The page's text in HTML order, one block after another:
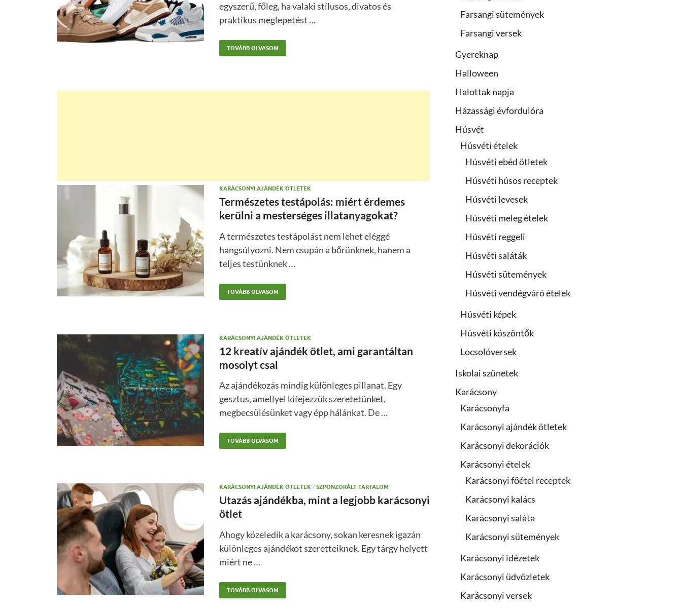
egyszerű, főleg, ha valaki stílusos, divatos és
praktikus meglepetést …
TOVÁBB OLVASOM
KARÁCSONYI AJÁNDÉK ÖTLETEK
Természetes testápolás: miért érdemes
kerülni a mesterséges illatanyagokat?
A természetes testápolást nem lehet eléggé
hangsúlyozni. Nem csupán a bőrünknek, hanem a
teljes testünknek …
TOVÁBB OLVASOM
KARÁCSONYI AJÁNDÉK ÖTLETEK
12 kreatív ajándék ötlet, ami garantáltan
mosolyt csal
Az ajándékozás mindig különleges pillanat. Egy
gesztus, amellyel kifejezzük szeretetünket,
megbecsülésünket vagy épp hálánkat. De …
TOVÁBB OLVASOM
KARÁCSONYI AJÁNDÉK ÖTLETEK / SZPONZORÁLT TARTALOM
Utazás ajándékba, mint a legjobb karácsonyi
ötlet
Ahogy közeledik a karácsony, sokan keresnek igazán
különleges ajándékot szeretteiknek. Egy tárgy helyett
miért ne …
TOVÁBB OLVASOM
Farsangi sütemények
Farsangi versek
Gyereknap
Halloween
Halottak napja
Házassági évfordulóra
Húsvét
Húsvéti ételek
Húsvéti ebéd ötletek
Húsvéti húsos receptek
Húsvéti levesek
Húsvéti meleg ételek
Húsvéti reggeli
Húsvéti saláták
Húsvéti sütemények
Húsvéti vendégváró ételek
Húsvéti képek
Húsvéti köszöntők
Locsolóversek
Iskolai szünetek
Karácsony
Karácsonyfa
Karácsonyi ajándék ötletek
Karácsonyi dekorációk
Karácsonyi ételek
Karácsonyi főétel receptek
Karácsonyi kalács
Karácsonyi saláta
Karácsonyi sütemények
Karácsonyi idézetek
Karácsonyi üdvözletek
Karácsonyi versek